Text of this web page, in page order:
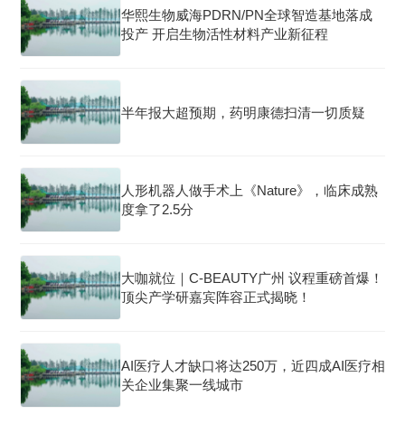
华熙生物威海PDRN/PN全球智造基地落成
投产 开启生物活性材料产业新征程
半年报大超预期，药明康德扫清一切质疑
人形机器人做手术上《Nature》，临床成熟
度拿了2.5分
大咖就位｜C-BEAUTY广州 议程重磅首爆！
顶尖产学研嘉宾阵容正式揭晓！
AI医疗人才缺口将达250万，近四成AI医疗相
关企业集聚一线城市